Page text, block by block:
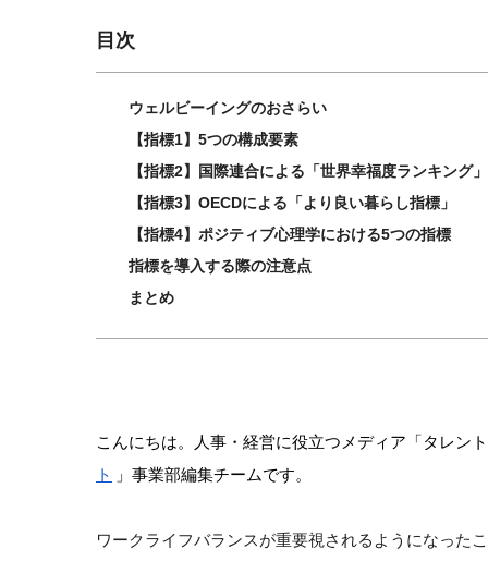
目次
ウェルビーイングのおさらい
【指標1】5つの構成要素
【指標2】国際連合による「世界幸福度ランキング」
【指標3】OECDによる「より良い暮らし指標」
【指標4】ポジティブ心理学における5つの指標
指標を導入する際の注意点
まとめ
こんにちは。人事・経営に役立つメディア「タレン
ト
」事業部編集チームです。
ワークライフバランスが重要視されるようになった